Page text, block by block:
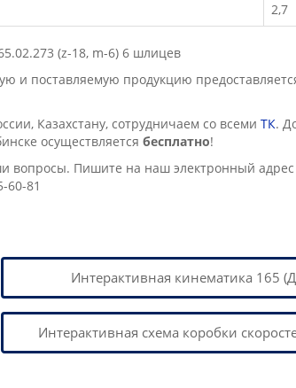
2,7
(z-18, m-6) 6 шлицев
и поставляемую продукцию
Казахстану, сотрудничаем со всеми ТК.
осущеcтвляется бесплатно!
вопросы. Пишите на наш электронный адрес
60-81
Интерактивная кинематика 165
Интерактивная схема коробки